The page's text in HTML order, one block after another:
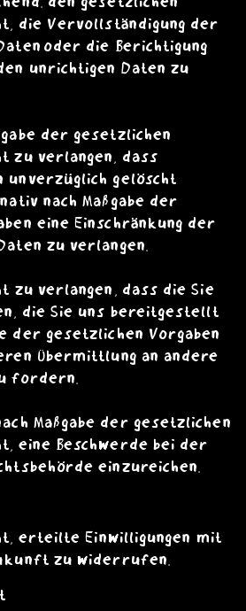
die Vervollständigung der
oder die Berichtigung
unrichtigen Daten zu
der gesetzlichen
zu verlangen, dass
gelöscht
nach Maßgabe der
eine Einschränkung der
zu verlangen.
zu verlangen, dass die Sie
die Sie uns bereitgestellt
der gesetzlichen Vorgaben
Übermittlung an andere
fordern.
Maßgabe der gesetzlichen
eine Beschwerde bei der
einzureichen.
erteilte Einwilligungen mit
zu widerrufen.